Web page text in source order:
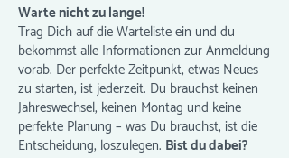
Warte nicht zu lange!
Trag Dich auf die Warteliste ein und du
bekommst alle Informationen zur Anmeldung
vorab. Der perfekte Zeitpunkt, etwas Neues
zu starten, ist jederzeit. Du brauchst keinen
Jahreswechsel, keinen Montag und keine
perfekte Planung – was Du brauchst, ist die
Entscheidung, loszulegen. Bist du dabei?